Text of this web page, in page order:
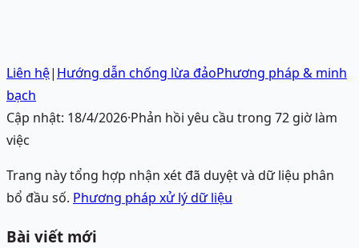
Liên hệ| Hướng dẫn chống lừa đảoPhương pháp & minh
bạch
Cập nhật: 18/4/2026·Phản hồi yêu cầu trong 72 giờ làm
việc
Trang này tổng hợp nhận xét đã duyệt và dữ liệu phân
bổ đầu số. Phương pháp xử lý dữ liệu
Bài viết mới